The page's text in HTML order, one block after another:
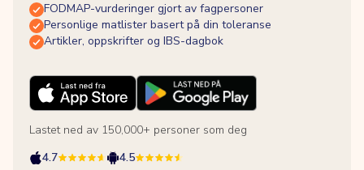
FODMAP-vurderinger gjort av fagpersoner
Personlige matlister basert på din toleranse
Artikler, oppskrifter og IBS-dagbok
Lastet ned av 150,000+ personer som deg
4.7
4.5